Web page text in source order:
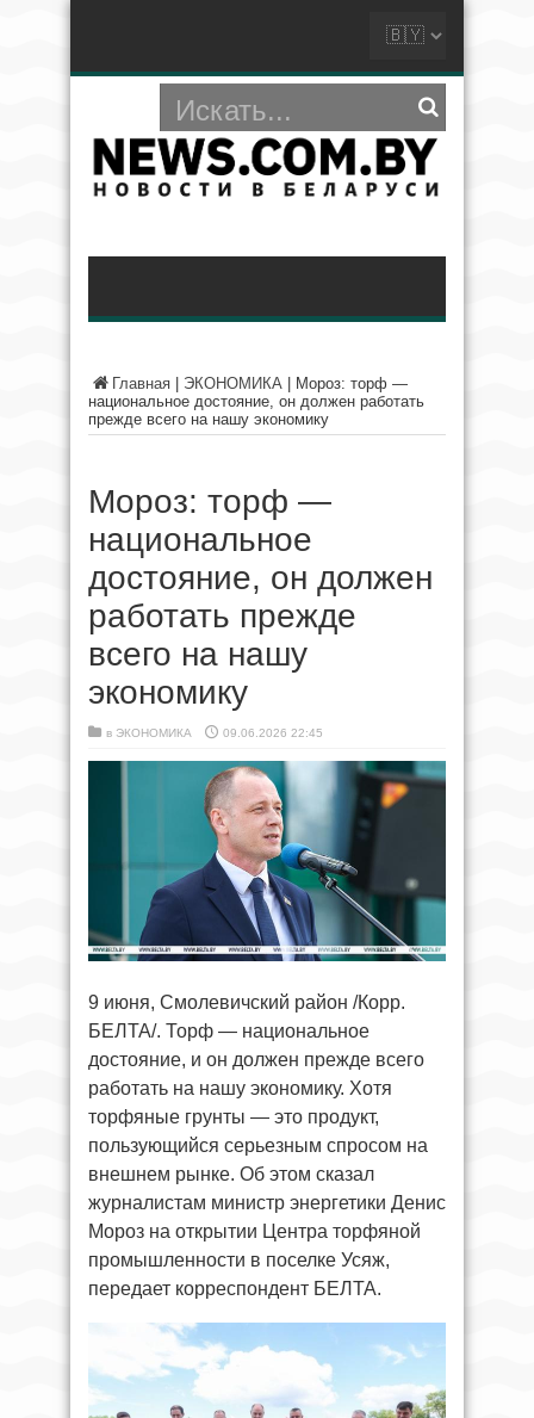
Главная ЭКОНОМИКА
Мороз: торф —
национальное достояние, он должен работать
прежде всего на нашу экономику
Мороз: торф —
национальное
достояние, он должен
работать прежде
всего на нашу
экономику
в ЭКОНОМИКА 09.06.2026 22:45
9 июня, Смолевичский район /Корр.
БЕЛТА/. Торф — национальное
достояние, и он должен прежде всего
работать на нашу экономику. Хотя
торфяные грунты — это продукт,
пользующийся серьезным спросом на
внешнем рынке. Об этом сказал
журналистам министр энергетики Денис
Мороз на открытии Центра торфяной
промышленности в поселке Усяж,
передает корреспондент БЕЛТА.